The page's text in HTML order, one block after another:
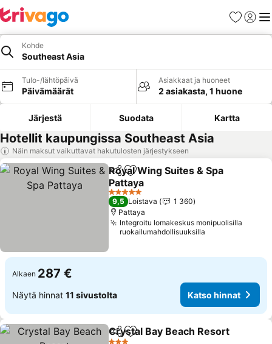
Suosikit
Kohde
Southeast Asia
Tulo-/lähtöpäivä
Päivämäärät
Asiakkaat ja huoneet
2 asiakasta, 1 huone
Järjestä Suodata Kartta
Hotellit kaupungissa Southeast Asia
Näin maksut vaikuttavat hakutulosten järjestykseen
Jaa Lisää suosikkeihin
Royal Wing Suites & Spa
Pattaya
Katso hinnat
5 Tähtiluokitus
9,5 Loistava
1 360
Pattaya
Integroitu lomakeskus monipuolisilla
ruokailumahdollisuuksilla
Alkaen 287 €
Näytä hinnat 11 sivustolta Katso hinnat
Jaa Lisää suosikkeihin
Crystal Bay Beach Resort